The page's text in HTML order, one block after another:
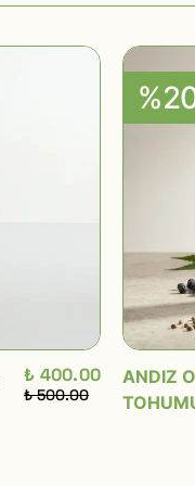
₺ 400.00
₺ 500.00
ANDIZ